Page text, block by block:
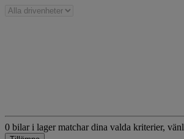
0 bilar i lager matchar dina valda kriterier,